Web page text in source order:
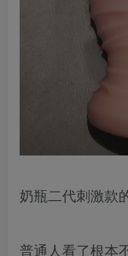
奶瓶二代刺激款
普通人看了根本